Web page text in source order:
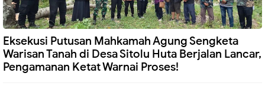
Eksekusi Putusan Mahkamah Agung Sengketa
Warisan Tanah di Desa Sitolu Huta Berjalan Lancar,
Pengamanan Ketat Warnai Proses!